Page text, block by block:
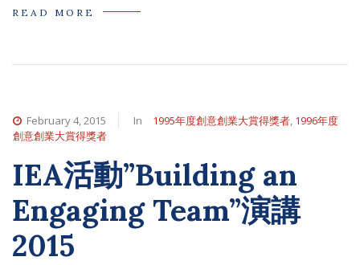
READ MORE
February 4, 2015 In 1995年度創意創業大賞得獎者, 1996年度
創意創業大賞得獎者
IEA活動”Building an
Engaging Team”演講
2015